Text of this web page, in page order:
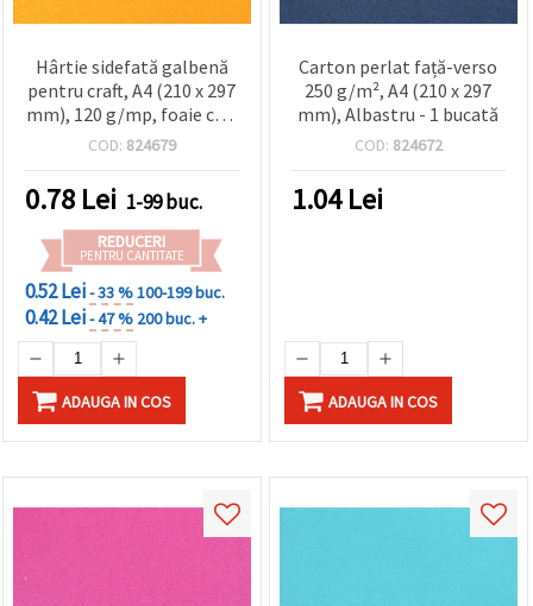
Hârtie sidefată galbenă
pentru craft, A4 (210 x 297
mm), 120 g/mp, foaie cu o
singură față – pentru
scrapbooking, invitații și
proiecte DIY
COD: 824679
0.78 Lei 1-99 buc.
REDUCERI
PENTRU CANTITATE
0.52 Lei- 33 %100-199 buc.
0.42 Lei- 47 % 200 buc. +
ADAUGA IN COS
Carton perlat față-verso
250 g/m², A4 (210 x 297
mm), Albastru - 1 bucată
COD: 824672
1.04Lei
ADAUGA IN COS